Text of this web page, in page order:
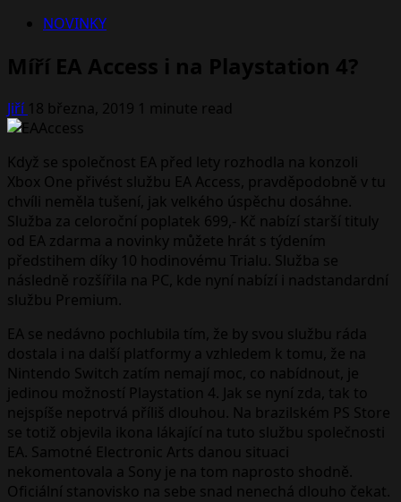
NOVINKY
Míří EA Access i na Playstation 4?
Jiří 18 března, 2019 1 minute read
Když se společnost EA před lety rozhodla na konzoli
Xbox One přivést službu EA Access, pravděpodobně v tu
chvíli neměla tušení, jak velkého úspěchu dosáhne.
Služba za celoroční poplatek 699,- Kč nabízí starší tituly
od EA zdarma a novinky můžete hrát s týdením
předstihem díky 10 hodinovému Trialu. Služba se
následně rozšířila na PC, kde nyní nabízí i nadstandardní
službu Premium.
EA se nedávno pochlubila tím, že by svou službu ráda
dostala i na další platformy a vzhledem k tomu, že na
Nintendo Switch zatím nemají moc, co nabídnout, je
jedinou možností Playstation 4. Jak se nyní zda, tak to
nejspíše nepotrvá příliš dlouhou. Na brazilském PS Store
se totiž objevila ikona lákající na tuto službu společnosti
EA. Samotné Electronic Arts danou situaci
nekomentovala a Sony je na tom naprosto shodně.
Oficiální stanovisko na sebe snad nenechá dlouho čekat.